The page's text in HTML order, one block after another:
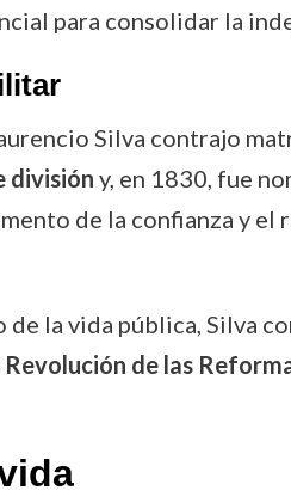
para consolidar la
Silva contrajo
división y, en 1830, fue
de la confianza y
la vida pública, Silva
Revolución de las